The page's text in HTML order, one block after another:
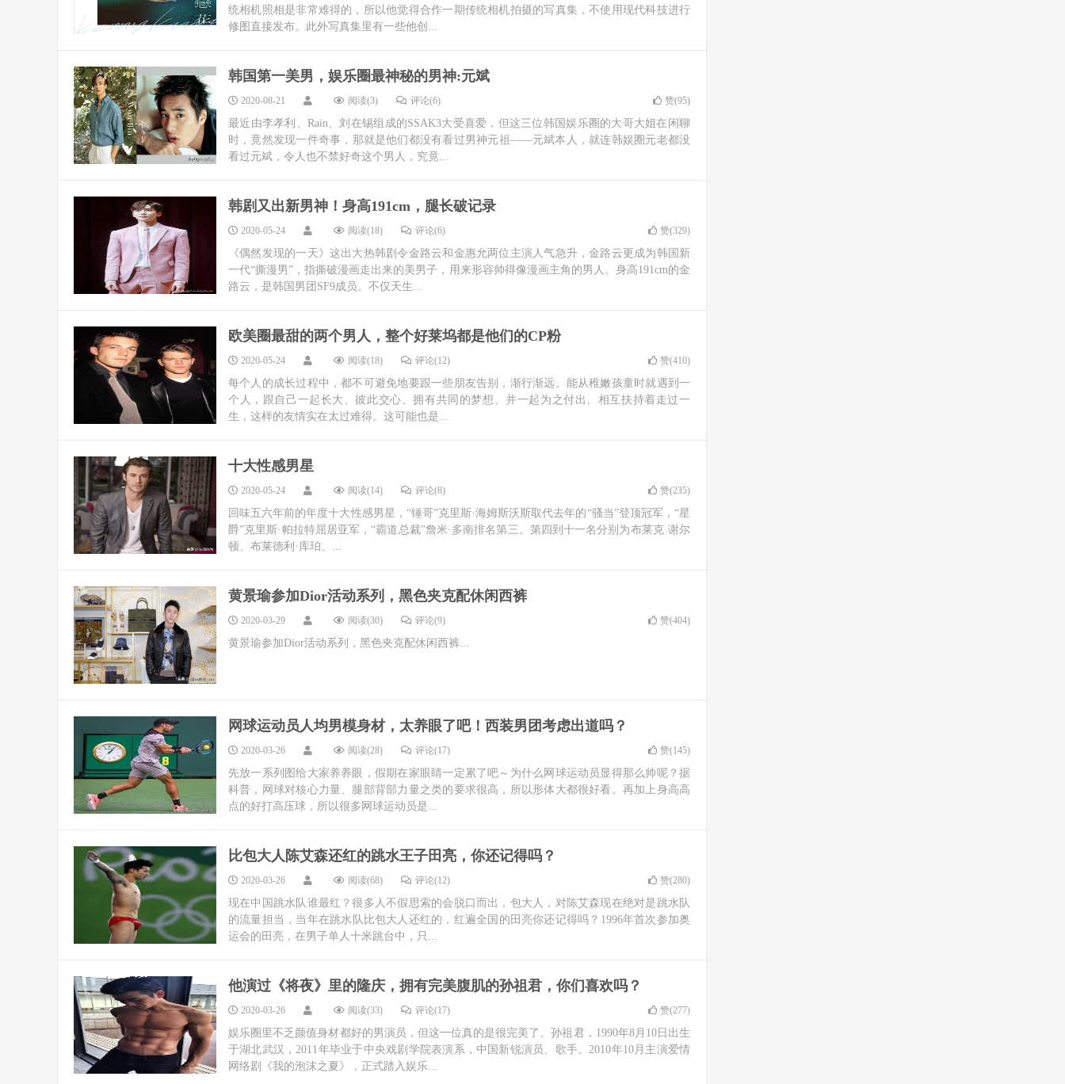
统相机照相是非常难得的，所以他觉得合作一期传统相机拍摄的写真集，不使用现代科技进行
修图直接发布。此外写真集里有一些他创...
韩国第一美男，娱乐圈最神秘的男神:元斌
2020-08-21 阅读(3) 评论(6) 赞(95)
最近由李孝利、Rain、刘在锡组成的SSAK3大受喜爱，但这三位韩国娱乐圈的大哥大姐在闲聊
时，竟然发现一件奇事，那就是他们都没有看过男神元祖——元斌本人，就连韩娱圈元老都没
看过元斌，令人也不禁好奇这个男人，究竟...
韩剧又出新男神！身高191cm，腿长破记录
2020-05-24 阅读(18) 评论(6) 赞(329)
《偶然发现的一天》这出大热韩剧令金路云和金惠允两位主演人气急升，金路云更成为韩国新
一代“撕漫男”，指撕破漫画走出来的美男子，用来形容帅得像漫画主角的男人。身高191cm的金
路云，是韩国男团SF9成员。不仅天生...
欧美圈最甜的两个男人，整个好莱坞都是他们的CP粉
2020-05-24 阅读(18) 评论(12) 赞(410)
每个人的成长过程中，都不可避免地要跟一些朋友告别，渐行渐远。能从稚嫩孩童时就遇到一
个人，跟自己一起长大、彼此交心、拥有共同的梦想、并一起为之付出、相互扶持着走过一
生，这样的友情实在太过难得。这可能也是...
十大性感男星
2020-05-24 阅读(14) 评论(8) 赞(235)
回味五六年前的年度十大性感男星，“锤哥”克里斯·海姆斯沃斯取代去年的“骚当”登顶冠军，“星
爵”克里斯·帕拉特屈居亚军，“霸道总裁”詹米·多南排名第三。第四到十一名分别为布莱克·谢尔
顿、布莱德利·库珀、...
黄景瑜参加Dior活动系列，黑色夹克配休闲西裤
2020-03-29 阅读(30) 评论(9) 赞(404)
黄景瑜参加Dior活动系列，黑色夹克配休闲西裤...
网球运动员人均男模身材，太养眼了吧！西装男团考虑出道吗？
2020-03-26 阅读(28) 评论(17) 赞(145)
先放一系列图给大家养养眼，假期在家眼睛一定累了吧～为什么网球运动员显得那么帅呢？据
科普，网球对核心力量、腿部背部力量之类的要求很高，所以形体大都很好看。再加上身高高
点的好打高压球，所以很多网球运动员是...
比包大人陈艾森还红的跳水王子田亮，你还记得吗？
2020-03-26 阅读(68) 评论(12) 赞(280)
现在中国跳水队谁最红？很多人不假思索的会脱口而出，包大人，对陈艾森现在绝对是跳水队
的流量担当，当年在跳水队比包大人还红的，红遍全国的田亮你还记得吗？1996年首次参加奥
运会的田亮，在男子单人十米跳台中，只...
他演过《将夜》里的隆庆，拥有完美腹肌的孙祖君，你们喜欢吗？
2020-03-26 阅读(33) 评论(17) 赞(277)
娱乐圈里不乏颜值身材都好的男演员，但这一位真的是很完美了。孙祖君，1990年8月10日出生
于湖北武汉，2011年毕业于中央戏剧学院表演系，中国新锐演员、歌手。2010年10月主演爱情
网络剧《我的泡沫之夏》，正式踏入娱乐...